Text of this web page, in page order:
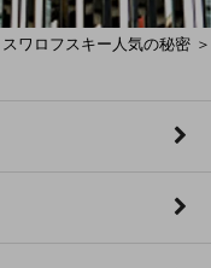
スワロフスキー人気の秘密 ＞